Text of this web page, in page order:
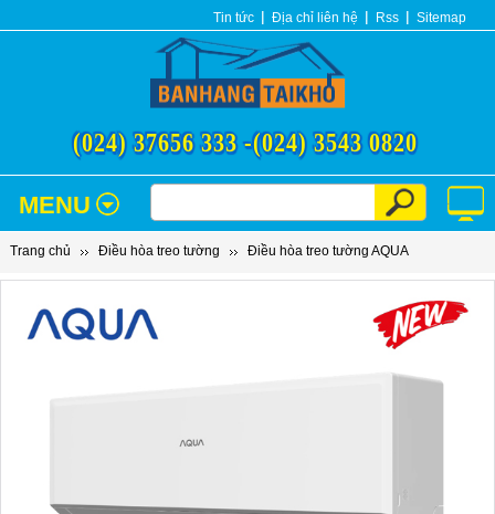
Tin tức Địa chỉ liên hệ Rss Sitemap
(024) 37656 333 -(024) 3543 0820
MENU
Trang chủ Điều hòa treo tường Điều hòa treo tường AQUA